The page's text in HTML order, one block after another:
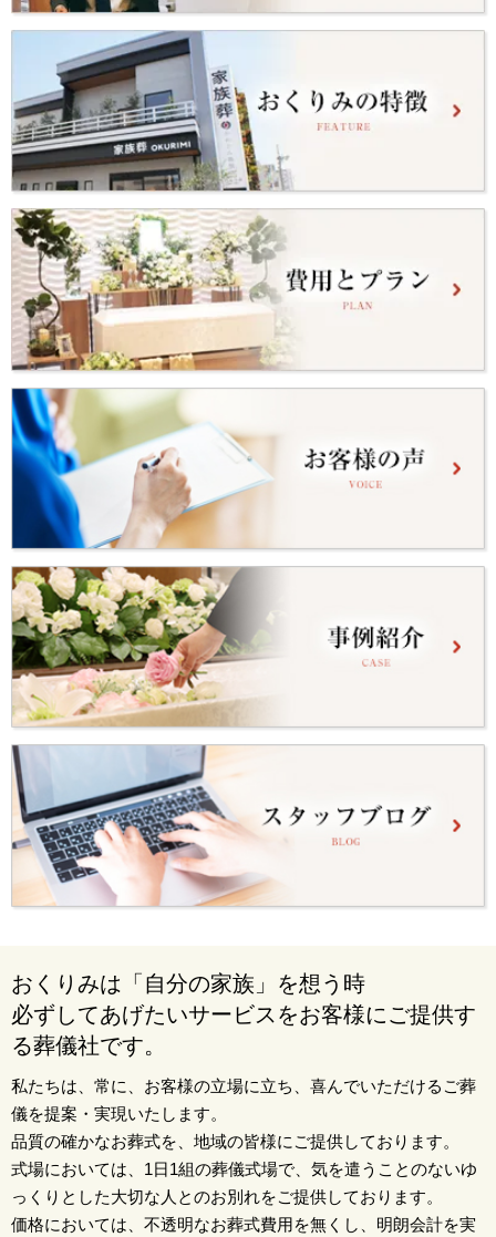
おくりみは「自分の家族」を想う時
必ずしてあげたいサービスをお客様にご提供す
る葬儀社です。
私たちは、常に、お客様の立場に立ち、喜んでいただけるご葬
儀を提案・実現いたします。
品質の確かなお葬式を、地域の皆様にご提供しております。
式場においては、1日1組の葬儀式場で、気を遣うことのないゆ
っくりとした大切な人とのお別れをご提供しております。
価格においては、不透明なお葬式費用を無くし、明朗会計を実